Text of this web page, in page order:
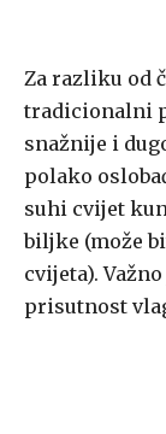
Za razliku od
tradicionalni
snažnije i
polako
suhi cvijet
biljke (može
cvijeta).
prisutnost